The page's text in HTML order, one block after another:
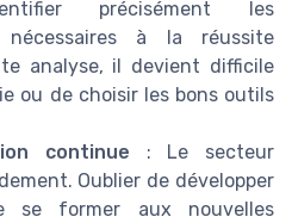
précisément les
nécessaires à la réussite
analyse, il devient difficile
ou de choisir les bons outils
continue : Le secteur
Oublier de développer
se former aux nouvelles